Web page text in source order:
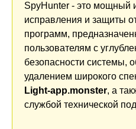
SpyHunter - это мощный
исправления и защиты
программ,
пользователям с
безопасности системы,
удалением широкого
Light-app.monster, а
службой технической